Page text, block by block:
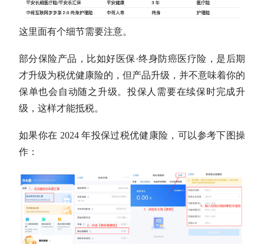
这里面有个细节需要注意。
部分保险产品，比如好医保·终身防癌医疗险，是后期
才升级为税优健康险的，但产品升级，并不意味着你的
保单也会自动随之升级。投保人需要在续保时完成升
级，这样才能抵税。
如果你在 2024 年投保过税优健康险，可以参考下图操
作：